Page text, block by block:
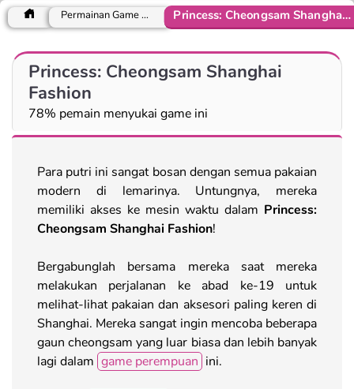
Permainan Game Mungil Princess: Cheongsam Shanghai Fashion
Princess: Cheongsam Shanghai
Fashion
78% pemain menyukai game ini
Para putri ini sangat bosan dengan semua pakaian
modern di lemarinya. Untungnya, mereka
memiliki akses ke mesin waktu dalam Princess:
Cheongsam Shanghai Fashion!
Bergabunglah bersama mereka saat mereka
melakukan perjalanan ke abad ke-19 untuk
melihat-lihat pakaian dan aksesori paling keren di
Shanghai. Mereka sangat ingin mencoba beberapa
gaun cheongsam yang luar biasa dan lebih banyak
lagi dalam game perempuan ini.